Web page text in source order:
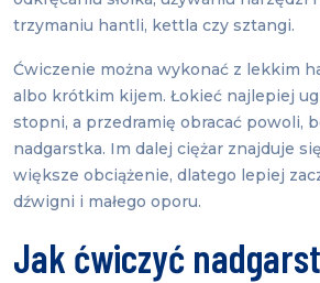
trzymaniu hantli, kettla czy sztangi.
Ćwiczenie można wykonać z lekkim
albo krótkim kijem. Łokieć najlepiej
stopni, a przedramię obracać powoli,
nadgarstka. Im dalej ciężar znajduje
większe obciążenie, dlatego lepiej
dźwigni i małego oporu.
Jak ćwiczyć